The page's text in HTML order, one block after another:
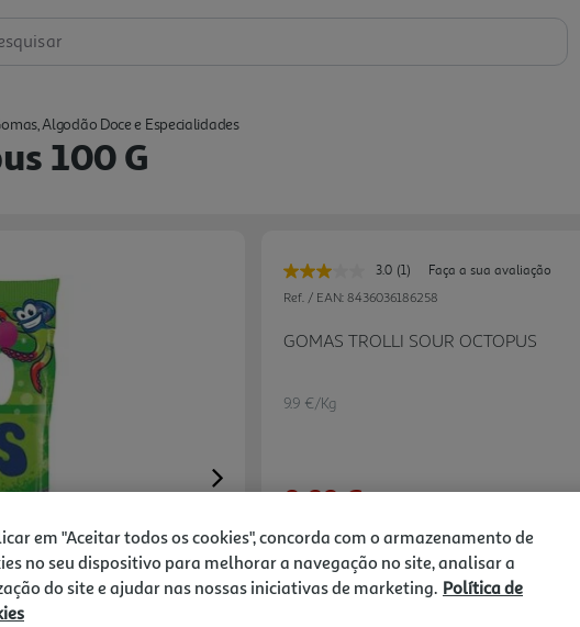
Algodão Doce e Especialidades
100 G
Next
3.0 Leu
uma
Link
para
(1)
Faça a sua avaliação
Ref. / EAN: 8436036186258
GOMAS TROLLI SOUR OCTOPUS
9.9 €/Kg
0,99 €
Notas de preparação
em "Aceitar todos os cookies", concorda com o armazenamento de
no seu dispositivo para melhorar a navegação no site, analisar a
do site e ajudar nas nossas iniciativas de marketing. Política de